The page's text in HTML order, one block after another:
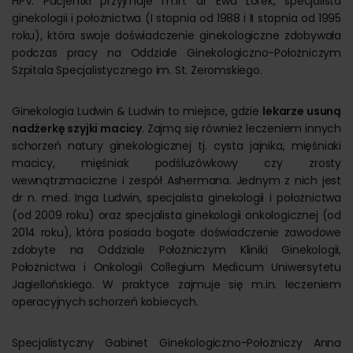
ginekologii i położnictwa (I stopnia od 1988 i II stopnia od 1995
roku), która swoje doświadczenie ginekologiczne zdobywała
podczas pracy na Oddziale Ginekologiczno-Położniczym
Szpitala Specjalistycznego im. St. Żeromskiego.
Ginekologia Ludwin & Ludwin to miejsce, gdzie lekarze usuną
nadżerkę szyjki macicy. Zajmą się również leczeniem innych
schorzeń natury ginekologicznej tj. cysta jajnika, mięśniaki
macicy, mięśniak podśluzówkowy czy zrosty
wewnątrzmaciczne i zespół Ashermana. Jednym z nich jest
dr n. med. Inga Ludwin, specjalista ginekologii i położnictwa
(od 2009 roku) oraz specjalista ginekologii onkologicznej (od
2014 roku), która posiada bogate doświadczenie zawodowe
zdobyte na Oddziale Położniczym Kliniki Ginekologii,
Położnictwa i Onkologii Collegium Medicum Uniwersytetu
Jagiellońskiego. W praktyce zajmuje się m.in. leczeniem
operacyjnych schorzeń kobiecych.
Specjalistyczny Gabinet Ginekologiczno-Położniczy Anna